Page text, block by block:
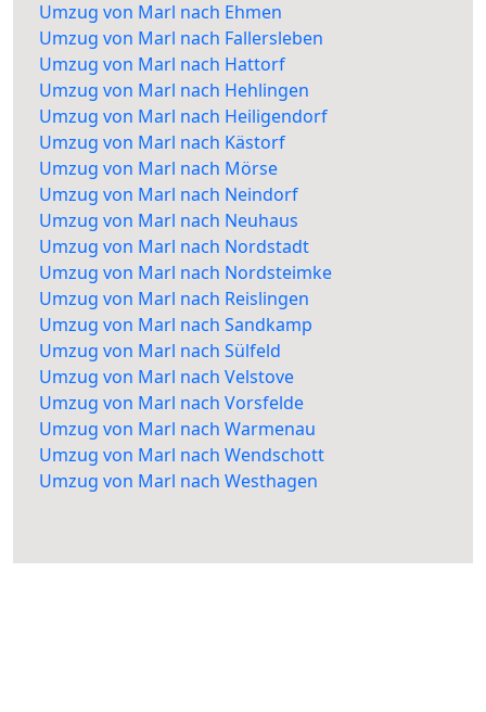
Umzug von Marl nach Ehmen
Umzug von Marl nach Fallersleben
Umzug von Marl nach Hattorf
Umzug von Marl nach Hehlingen
Umzug von Marl nach Heiligendorf
Umzug von Marl nach Kästorf
Umzug von Marl nach Mörse
Umzug von Marl nach Neindorf
Umzug von Marl nach Neuhaus
Umzug von Marl nach Nordstadt
Umzug von Marl nach Nordsteimke
Umzug von Marl nach Reislingen
Umzug von Marl nach Sandkamp
Umzug von Marl nach Sülfeld
Umzug von Marl nach Velstove
Umzug von Marl nach Vorsfelde
Umzug von Marl nach Warmenau
Umzug von Marl nach Wendschott
Umzug von Marl nach Westhagen